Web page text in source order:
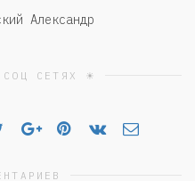
Александр
СЕТЯХ ☀